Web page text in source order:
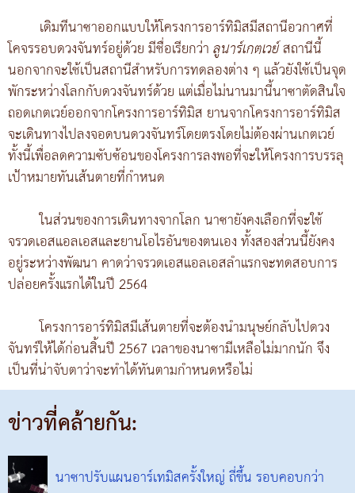
เดิมทีนาซาออกแบบให้โครงการอาร์ทิมิสมีสถานีอวกาศที่
โคจรรอบดวงจันทร์อยู่ด้วย มีชื่อเรียกว่าลูนาร์เกตเวย์สถานีนี้
นอกจากจะใช้เป็นสถานีสำหรับการทดลองต่าง ๆ แล้วยังใช้เป็นจุด
พักระหว่างโลกกับดวงจันทร์ด้วย แต่เมื่อไม่นานมานี้นาซาตัดสินใจ
ถอดเกตเวย์ออกจากโครงการอาร์ทิมิส ยานจากโครงการอาร์ทิมิส
จะเดินทางไปลงจอดบนดวงจันทร์โดยตรงโดยไม่ต้องผ่านเกตเวย์
ทั้งนี้เพื่อลดความซับซ้อนของโครงการลงพอที่จะให้โครงการบรรลุ
เป้าหมายทันเส้นตายที่กำหนด
ในส่วนของการเดินทางจากโลก นาซายังคงเลือกที่จะใช้
จรวดเอสแอลเอสและยานโอไรอันของตนเอง ทั้งสองส่วนนี้ยังคง
อยู่ระหว่างพัฒนา คาดว่าจรวดเอสแอลเอสลำแรกจะทดสอบการ
ปล่อยครั้งแรกได้ในปี 2564
โครงการอาร์ทิมิสมีเส้นตายที่จะต้องนำมนุษย์กลับไปดวง
จันทร์ให้ได้ก่อนสิ้นปี 2567 เวลาของนาซามีเหลือไม่มากนัก จึง
เป็นที่น่าจับตาว่าจะทำได้ทันตามกำหนดหรือไม่
ข่าวที่คล้ายกัน:
นาซาปรับแผนอาร์เทมิสครั้งใหญ่ ถี่ขึ้น รอบคอบกว่า